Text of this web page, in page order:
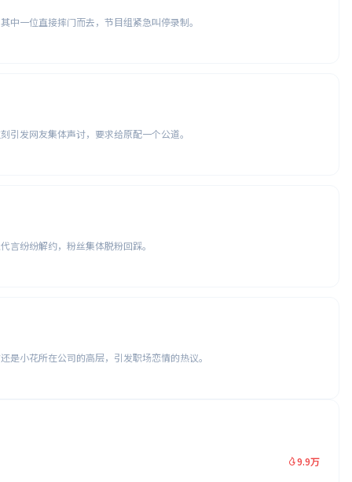
一位直接摔门而去，节目组紧急叫停录制。
发网友集体声讨，要求给原配一个公道。
纷纷解约，粉丝集体脱粉回踩。
小花所在公司的高层，引发职场恋情的热议。
9.9万